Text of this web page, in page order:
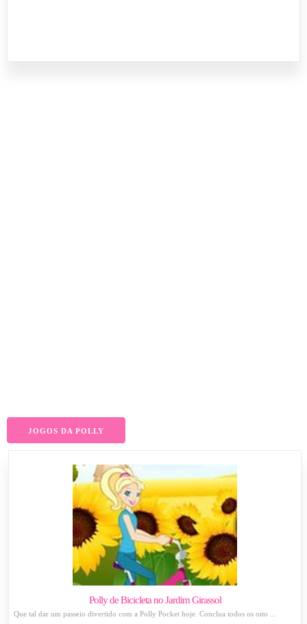
JOGOS DA POLLY
Polly de Bicicleta no Jardim Girassol
Que tal dar um passeio divertido com a Polly Pocket hoje. Conclua todos os oito ...